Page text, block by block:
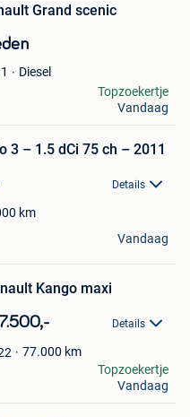
Grand scenic
Diesel
Topzoekertje
Vandaag
3 – 1.5 dCi 75 ch – 2011
Details
km
Vandaag
Kango maxi
Details
77.000 km
Topzoekertje
Vandaag